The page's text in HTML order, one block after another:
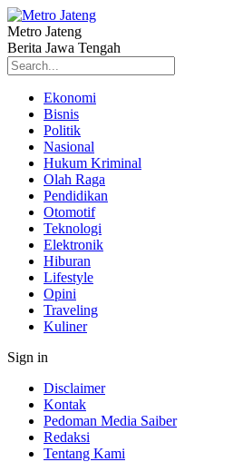
Metro Jateng
Berita Jawa Tengah
Ekonomi
Bisnis
Politik
Nasional
Hukum Kriminal
Olah Raga
Pendidikan
Otomotif
Teknologi
Elektronik
Hiburan
Lifestyle
Opini
Traveling
Kuliner
Sign in
Disclaimer
Kontak
Pedoman Media Saiber
Redaksi
Tentang Kami